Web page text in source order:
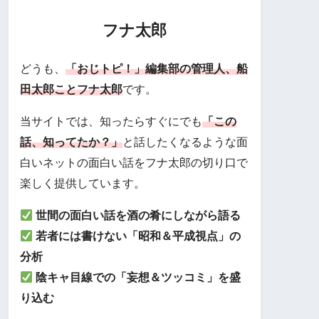
フナ太郎
どうも、 「おじトピ！」編集部の管理人、船
田太郎ことフナ太郎です。
当サイトでは、知ったらすぐにでも「この
話、知ってたか？」と話したくなるような面
白いネットの面白い話をフナ太郎の切り口で
楽しく提供しています。
世間の面白い話を酒の肴にしながら語る
若者には書けない「昭和＆平成視点」の
分析
陰キャ目線での「妄想＆ツッコミ」を盛
り込む